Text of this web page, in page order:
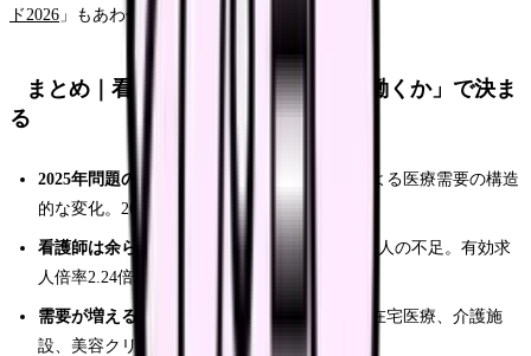
ド2026 」もあわせてお読みください。
まとめ｜看護師の将来性は「どこで働くか」で決ま
る
2025年問題の本質：
団塊世代の後期高齢化による医療需要の構造
的な変化。2040年まで続く
看護師は余らない：
厚労省データでは6〜27万人の不足。有効求
人倍率2.24倍
需要が増える分野：
訪問看護、回復期リハ、在宅医療、介護施
設、美容クリニック